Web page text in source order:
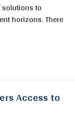
solutions to
horizons. There
Access to